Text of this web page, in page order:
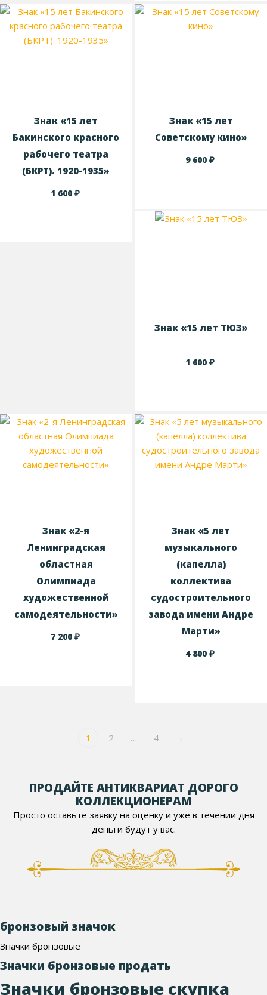
Знак «15 лет
Бакинского красного
рабочего театра
(БКРТ). 1920-1935»
1 600 ₽
Знак «15 лет
Советскому кино»
9 600₽
Знак «15 лет ТЮЗ»
1 600₽
Знак «2-я
Ленинградская
областная
Олимпиада
художественной
самодеятельности»
7 200 ₽
Знак «5 лет
музыкального
(капелла)
коллектива
судостроительного
завода имени Андре
Марти»
4 800₽
1 2 … 4 →
ПРОДАЙТЕ АНТИКВАРИАТ ДОРОГО
КОЛЛЕКЦИОНЕРАМ
Просто оставьте заявку на оценку и уже в течении дня
деньги будут у вас.
бронзовый значок
Значки бронзовые
Значки бронзовые продать
Значки бронзовые скупка